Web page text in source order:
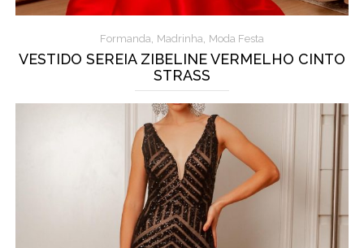
Formanda, Madrinha, Moda Festa
VESTIDO SEREIA ZIBELINE VERMELHO CINTO
STRASS